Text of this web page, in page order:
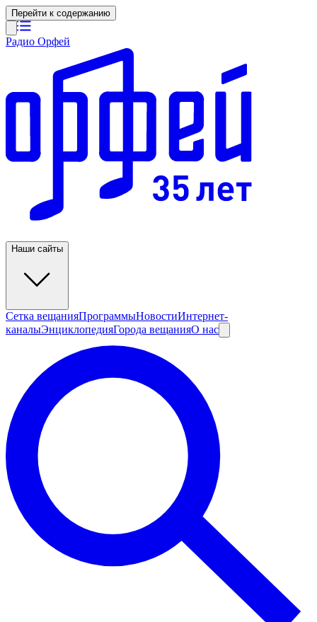
Перейти к содержанию
Радио Орфей
Наши сайты
Сетка вещанияПрограммыНовостиИнтернет-
каналыЭнциклопедияГорода вещанияО нас